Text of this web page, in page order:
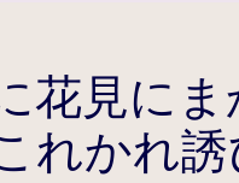
花見に
れかれ